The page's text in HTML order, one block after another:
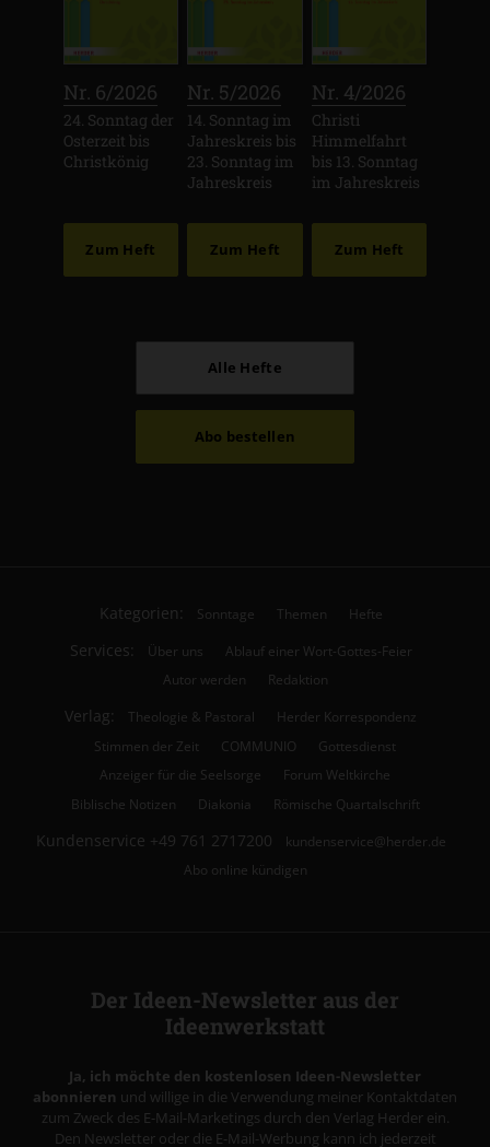
Nr. 6/2026
24. Sonntag der
Osterzeit bis
Christkönig
Zum Heft
Nr. 5/2026
14. Sonntag im
Jahreskreis bis
23. Sonntag im
Jahreskreis
Zum Heft
Nr. 4/2026
Christi
Himmelfahrt
bis 13. Sonntag
im Jahreskreis
Zum Heft
Alle Hefte
Abo bestellen
Kategorien: Sonntage Themen Hefte
Services: Über uns
Ablauf einer Wort-Gottes-Feier
Autor werden
Redaktion
Verlag: Theologie & Pastoral
Herder Korrespondenz
Stimmen der Zeit
COMMUNIO
Gottesdienst
Anzeiger für die Seelsorge
Forum Weltkirche
Biblische Notizen
Diakonia Römische Quartalschrift
Kundenservice +49 761 2717200
kundenservice@herder.de
Abo online kündigen
Der Ideen-Newsletter aus der
Ideenwerkstatt
Ja, ich möchte den kostenlosen Ideen-Newsletter
abonnieren und willige in die Verwendung meiner Kontaktdaten
zum Zweck des E-Mail-Marketings durch den Verlag Herder ein.
Den Newsletter oder die E-Mail-Werbung kann ich jederzeit